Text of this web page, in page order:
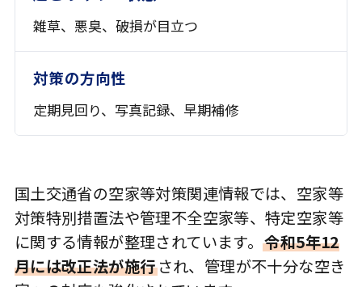
雑草、悪臭、破損が目立つ
定期見回り、写真記録、 早期補修
国土交通省の空家等対策関連情報では、空家等
対策特別措置法や管理不全空家等、特定空家等
に関する情報が整理されています。令和5年12
月には改正法が施行され、管理が不十分な空き